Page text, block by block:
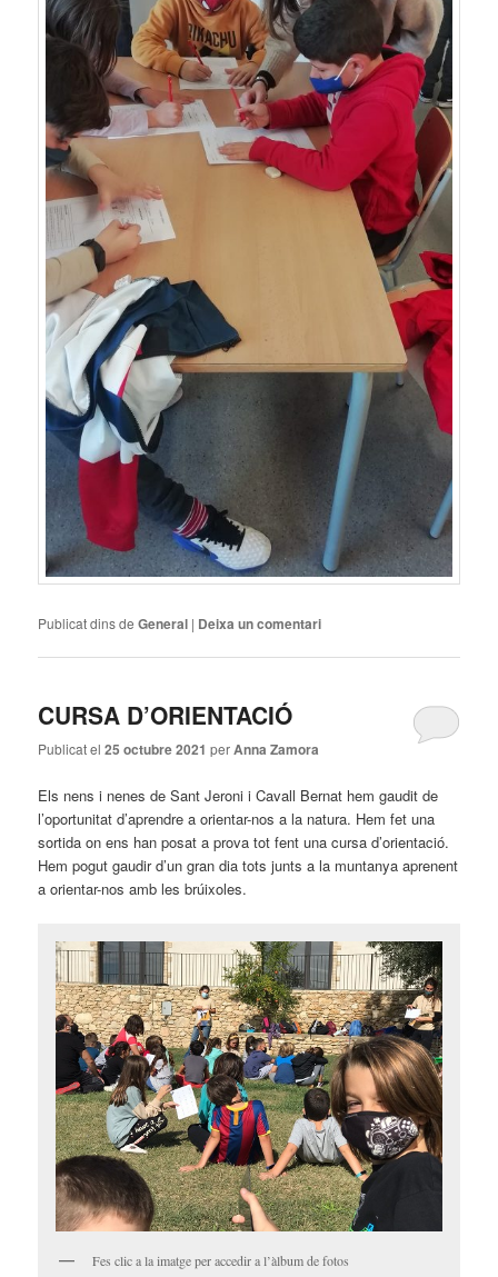
Publicat dins de General | Deixa un comentari
CURSA D’ORIENTACIÓ
Publicat el25 octubre 2021 perAnna Zamora
Els nens i nenes de Sant Jeroni i Cavall Bernat hem gaudit de
l’oportunitat d’aprendre a orientar-nos a la natura. Hem fet una
sortida on ens han posat a prova tot fent una cursa d’orientació.
Hem pogut gaudir d’un gran dia tots junts a la muntanya aprenent
a orientar-nos amb les brúixoles.
Fes clic a la imatge per accedir a l’àlbum de fotos